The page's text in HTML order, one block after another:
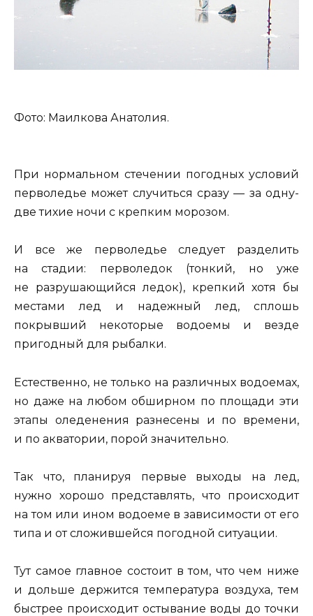
Фото: Маилкова Анатолия.
При нормальном стечении погодных условий
перволедье может случиться сразу — за одну-
две тихие ночи с крепким морозом.
И все же перволедье следует разделить
на стадии: перволедок (тонкий, но уже
не разрушающийся ледок), крепкий хотя бы
местами лед и надежный лед, сплошь
покрывший некоторые водоемы и везде
пригодный для рыбалки.
Естественно, не только на различных водоемах,
но даже на любом обширном по площади эти
этапы оледенения разнесены и по времени,
и по акватории, порой значительно.
Так что, планируя первые выходы на лед,
нужно хорошо представлять, что происходит
на том или ином водоеме в зависимости от его
типа и от сложившейся погодной ситуации.
Тут самое главное состоит в том, что чем ниже
и дольше держится температура воздуха, тем
быстрее происходит остывание воды до точки